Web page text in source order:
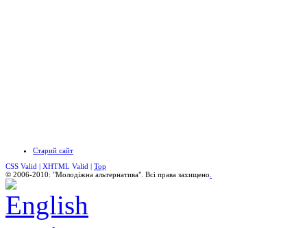
Старий сайт
CSS Valid | XHTML Valid | Top
© 2006-2010: "Молодіжна альтернатива". Всі права захищено